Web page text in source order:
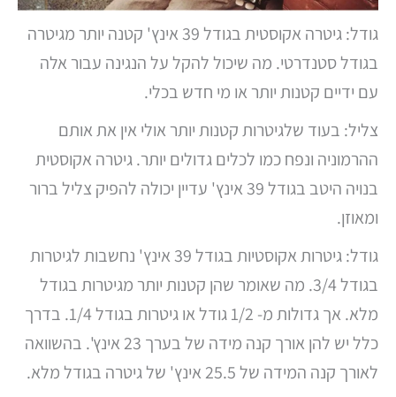
גודל: גיטרה אקוסטית בגודל 39 אינץ' קטנה יותר מגיטרה
בגודל סטנדרטי. מה שיכול להקל על הנגינה עבור אלה
עם ידיים קטנות יותר או מי חדש בכלי.
צליל: בעוד שלגיטרות קטנות יותר אולי אין את אותם
ההרמוניה ונפח כמו לכלים גדולים יותר. גיטרה אקוסטית
בנויה היטב בגודל 39 אינץ' עדיין יכולה להפיק צליל ברור
ומאוזן.
גודל: גיטרות אקוסטיות בגודל 39 אינץ' נחשבות לגיטרות
בגודל 3/4. מה שאומר שהן קטנות יותר מגיטרות בגודל
מלא. אך גדולות מ- 1/2 גודל או גיטרות בגודל 1/4. בדרך
כלל יש להן אורך קנה מידה של בערך 23 אינץ'. בהשוואה
לאורך קנה המידה של 25.5 אינץ' של גיטרה בגודל מלא.